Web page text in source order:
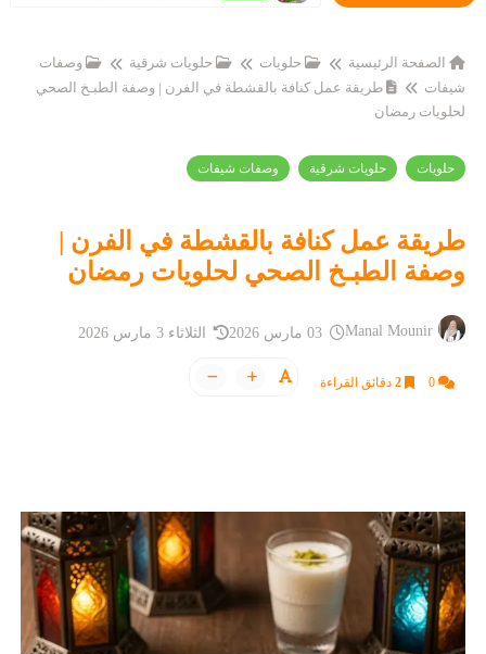
الصفحة الرئيسية حلويات حلويات شرقية
وصفات
شيفات
طريقة عمل كنافة بالقشطة في الفرن | وصفة الطبـخ الصحي
لحلويات رمضان
حلويات حلويات شرقية وصفات شيفات
طريقة عمل كنافة بالقشطة في الفرن |
وصفة الطبـخ الصحي لحلويات رمضان
Manal Mounir الثلاثاء 3 مارس 2026
0
2 دقائق القراءة